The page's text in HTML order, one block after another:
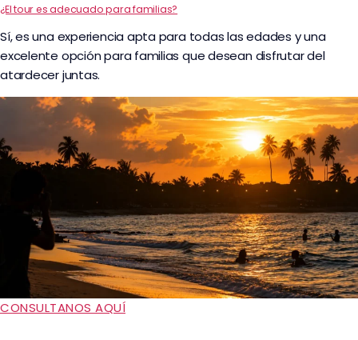
¿El tour es adecuado para familias?
Sí, es una experiencia apta para todas las edades y una
excelente opción para familias que desean disfrutar del
atardecer juntas.
CONSULTANOS AQUÍ